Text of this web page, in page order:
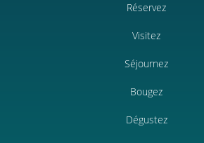
Réservez
Visitez
Séjournez
Bougez
Dégustez